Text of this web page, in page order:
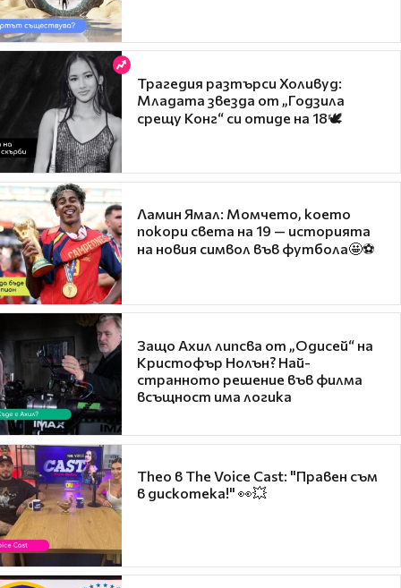
Трагедия разтърси Холивуд:
Младата звезда от „Годзила
срещу Конг“ си отиде на 18🕊️
Ламин Ямал: Момчето, което
покори света на 19 — историята
на новия символ във футбола🤩⚽
Защо Ахил липсва от „Одисей“ на
Кристофър Нолън? Най-
странното решение във филма
всъщност има логика
Theo в The Voice Cast: "Правен съм
в дискотека!" 👀💥